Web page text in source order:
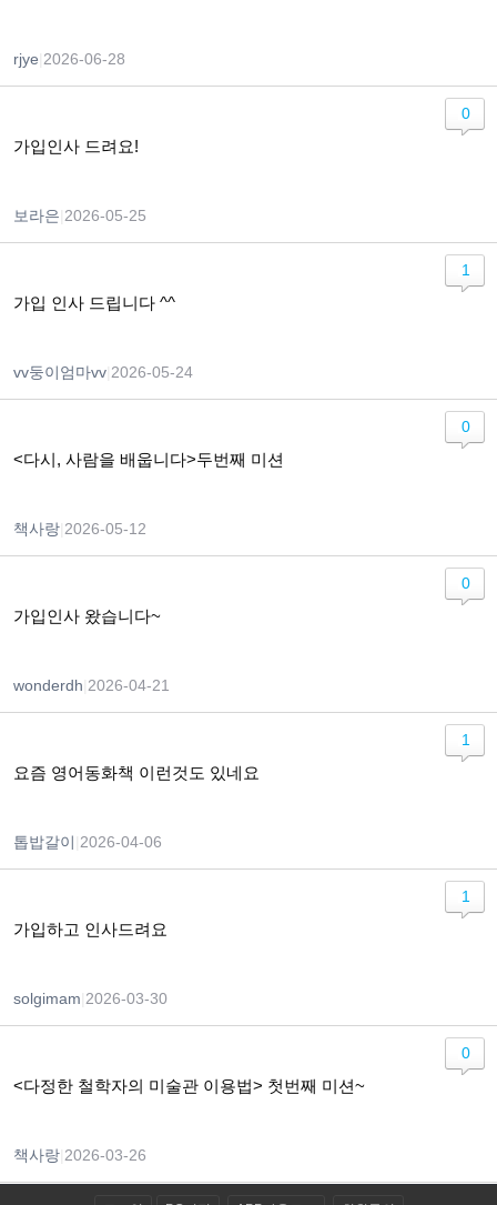
rjye 2026-06-28
가입인사 드려요!
보라은 2026-05-25
0
가입 인사 드립니다 ^^
vv둥이엄마vv 2026-05-24
1
<다시, 사람을 배웁니다>두번째 미션
책사랑 2026-05-12
0
가입인사 왔습니다~
wonderdh 2026-04-21
0
요즘 영어동화책 이런것도 있네요
톱밥갈이 2026-04-06
1
가입하고 인사드려요
solgimam 2026-03-30
1
<다정한 철학자의 미술관 이용법> 첫번째 미션~
책사랑 2026-03-26
0